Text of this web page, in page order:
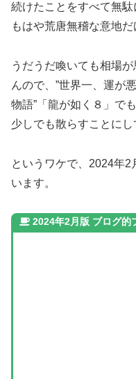
続けたことをすべて無駄
もはや荒唐無稽な意地
うだうだ喚いても相場
んので、”世界一、運が
物語”「龍が如く８」で
少しでも散らすことにし
というワケで、2024年
います。
2024年2月版 ブログ的